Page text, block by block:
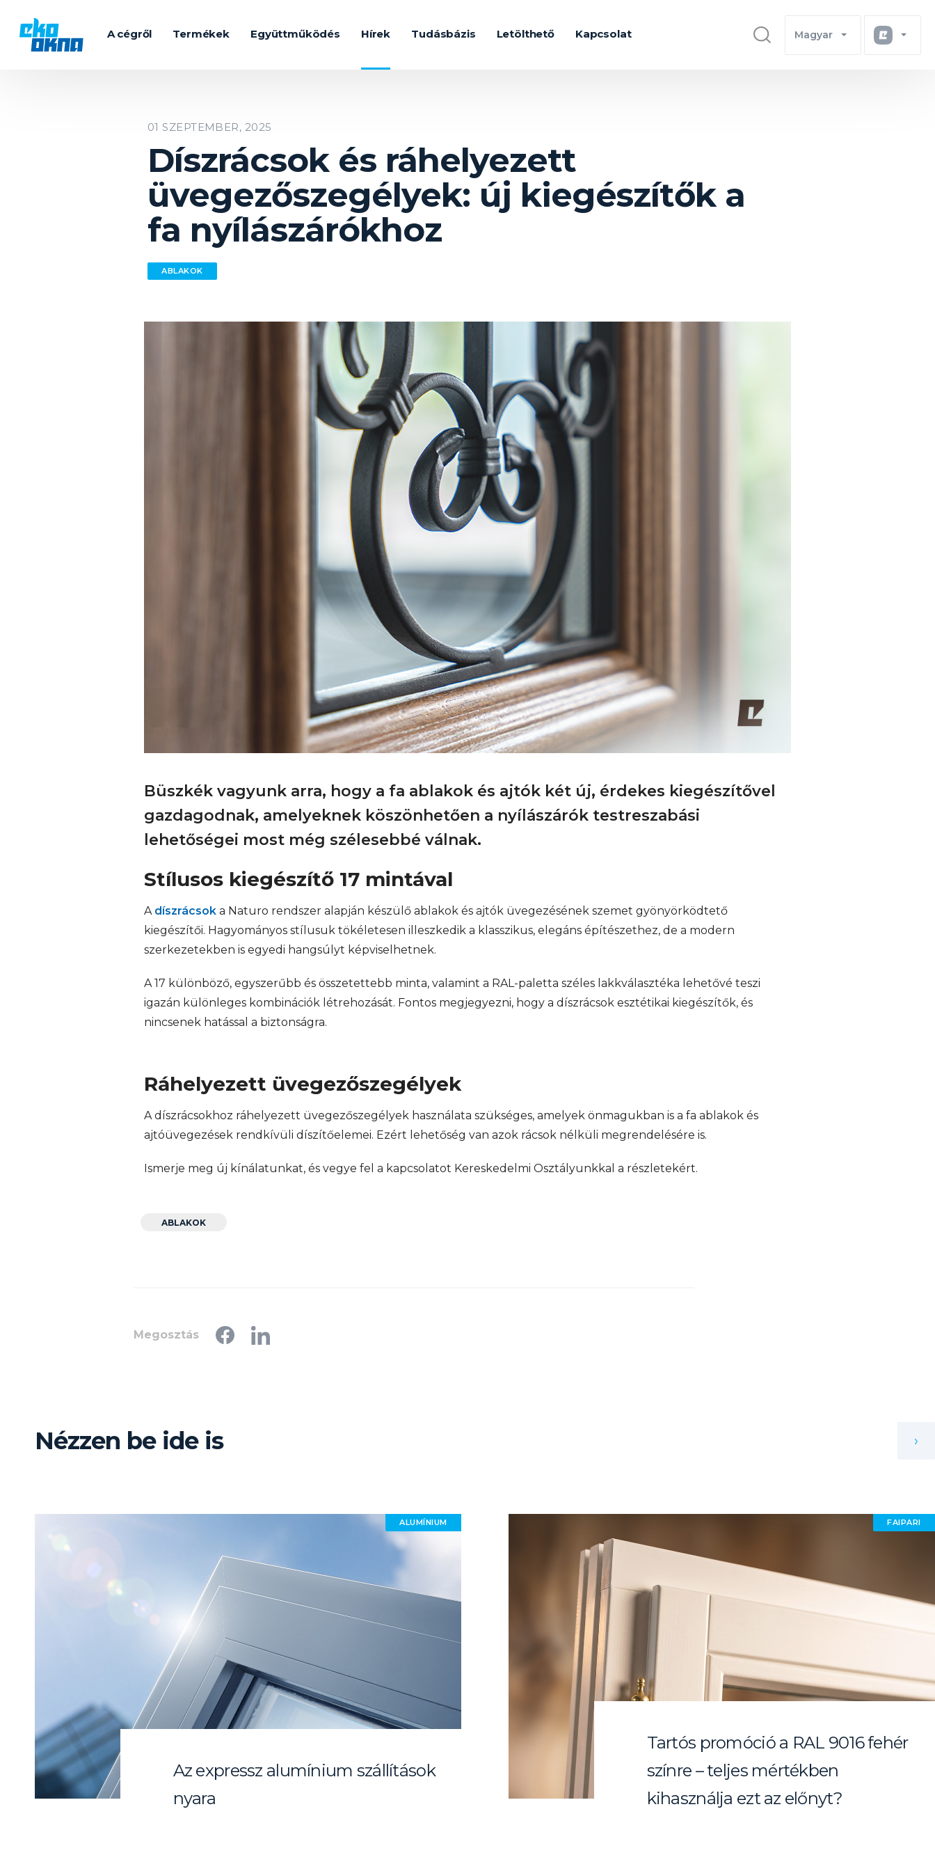
A cégről Termékek Együttműködés Hírek Tudásbázis Letölthető Kapcsolat Magyar
01 SZEPTEMBER, 2025
Díszrácsok és ráhelyezett
üvegezőszegélyek: új kiegészítők a
fa nyílászárókhoz
ABLAKOK
Büszkék vagyunk arra, hogy a fa ablakok és ajtók két új, érdekes kiegészítővel
gazdagodnak, amelyeknek köszönhetően a nyílászárók testreszabási
lehetőségei most még szélesebbé válnak.
Stílusos kiegészítő 17 mintával
A díszrácsok a Naturo rendszer alapján készülő ablakok és ajtók üvegezésének szemet gyönyörködtető
kiegészítői. Hagyományos stílusuk tökéletesen illeszkedik a klasszikus, elegáns építészethez, de a modern
szerkezetekben is egyedi hangsúlyt képviselhetnek.
A 17 különböző, egyszerűbb és összetettebb minta, valamint a RAL-paletta széles lakkválasztéka lehetővé teszi
igazán különleges kombinációk létrehozását. Fontos megjegyezni, hogy a díszrácsok esztétikai kiegészítők, és
nincsenek hatással a biztonságra.
Ráhelyezett üvegezőszegélyek
A díszrácsokhoz ráhelyezett üvegezőszegélyek használata szükséges, amelyek önmagukban is a fa ablakok és
ajtóüvegezések rendkívüli díszítőelemei. Ezért lehetőség van azok rácsok nélküli megrendelésére is.
Ismerje meg új kínálatunkat, és vegye fel a kapcsolatot Kereskedelmi Osztályunkkal a részletekért.
ABLAKOK
Megosztás
Nézzen be ide is
Az expressz alumínium szállítások
nyara
ALUMÍNIUM
Tartós promóció a RAL 9016 fehér
színre – teljes mértékben
kihasználja ezt az előnyt?
FAIPARI
›